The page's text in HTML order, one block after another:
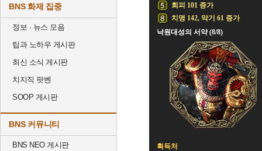
BNS 화제 집중
정보 · 뉴스 모음
팁과 노하우 게시판
최신 소식 게시판
치지직 팟벤
SOOP 게시판
BNS 커뮤니티
BNS NEO 게시판
회피 101 증가
치명 142, 막기 61 증가
낙원대성의 서약 (8/8)
획득처